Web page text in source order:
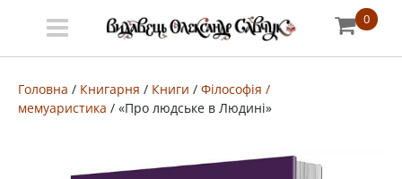
Меню
Про
0
Головна / Книгарня / Книги / Філософія /
мемуаристика / «Про людське в Людині»